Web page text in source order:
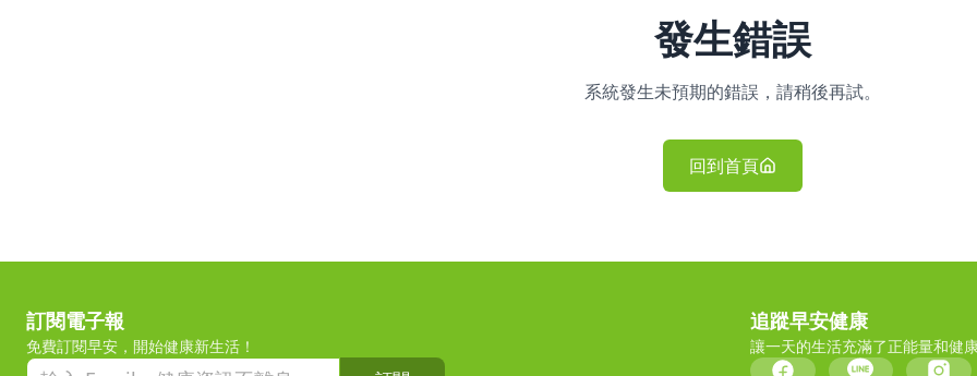
發生錯誤
系統發生未預期的錯誤，請稍後再試。
回到首頁
訂閱電子報
免費訂閱早安，開始健康新生活！
追蹤早安健康
讓一天的生活充滿了正能量和健